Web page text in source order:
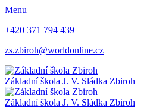
Menu
+420 371 794 439
zs.zbiroh@worldonline.cz
Základní škola J. V. Sládka Zbiroh
Základní škola J. V. Sládka Zbiroh